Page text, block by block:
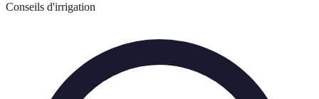
Conseils d'irrigation